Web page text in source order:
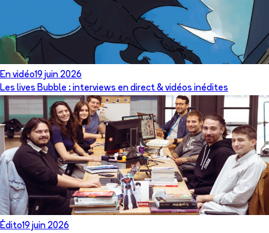
En vidéo19 juin 2026
Les lives Bubble : interviews en direct & vidéos inédites
Édito19 juin 2026